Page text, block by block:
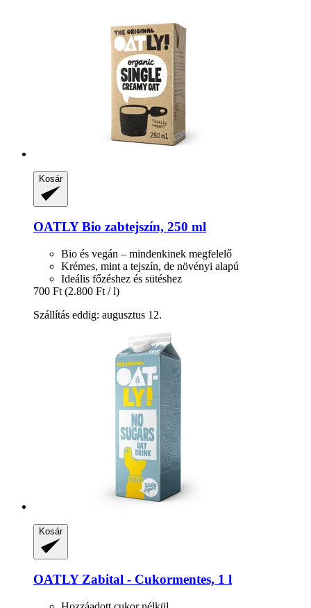
Kosár
OATLYBio zabtejszín, 250 ml
Bio és vegán – mindenkinek megfelelő
Krémes, mint a tejszín, de növényi alapú
Ideális főzéshez és sütéshez
700 Ft (2.800 Ft / l)
Szállítás eddig: augusztus 12.
Kosár
OATLYZabital -​ Cukormentes, 1 l